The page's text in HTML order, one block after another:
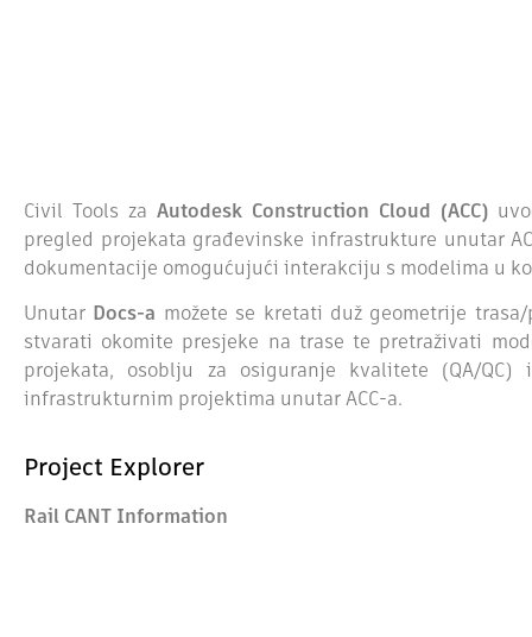
Civil Tools za Autodesk Construction Cloud (ACC)
pregled projekata građevinske infrastrukture unutar
dokumentacije omogućujući interakciju s modelima u
Unutar Docs-a možete se kretati duž geometrije
stvarati okomite presjeke na trase te pretraživati
projekata, osoblju za osiguranje kvalitete (QA/
infrastrukturnim projektima unutar ACC-a.
Project Explorer
Rail CANT Information